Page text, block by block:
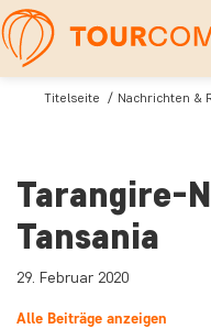
Titelseite Nachrichten &
Tarangire-
Tansania
29. Februar 2020
Alle Beiträge anzeigen